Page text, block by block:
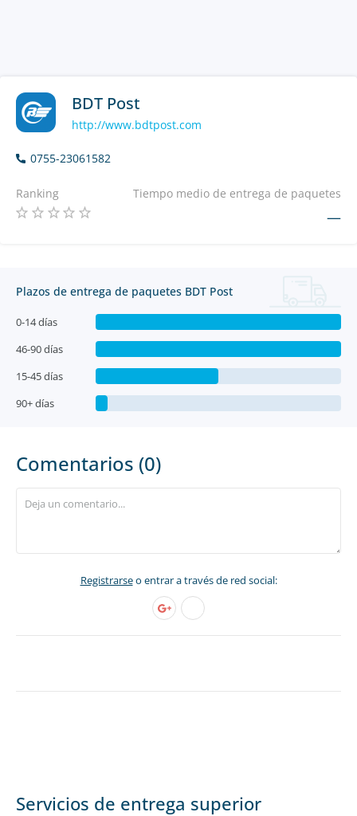
BDT Post
http://www.bdtpost.com
0755-23061582
Ranking Tiempo medio de entrega de paquetes
—
Plazos de entrega de paquetes BDT Post
0-14 días
46-90 días
15-45 días
90+ días
Comentarios (0)
Registrarseo entrar a través de red social:
Servicios de entrega superior